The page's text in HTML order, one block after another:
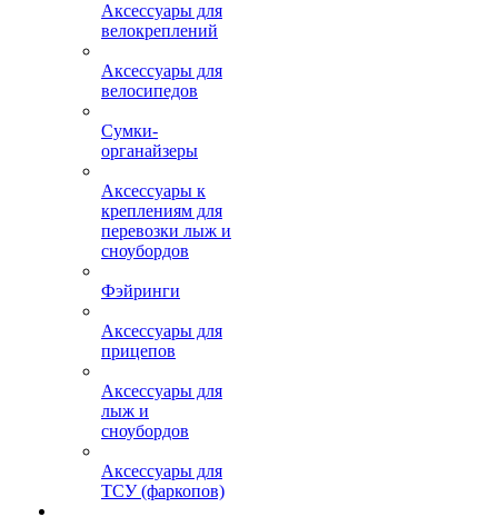
Аксессуары для
велокреплений
Аксессуары для
велосипедов
Сумки-
органайзеры
Аксессуары к
креплениям для
перевозки лыж и
сноубордов
Фэйринги
Аксессуары для
прицепов
Аксессуары для
лыж и
сноубордов
Аксессуары для
ТСУ (фаркопов)